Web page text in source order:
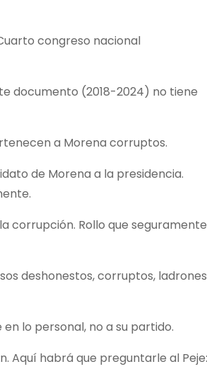
congreso nacional
documento (2018-2024) no tiene
a Morena corruptos.
de Morena a la presidencia.
corrupción. Rollo que seguramente
deshonestos, corruptos,
lo personal, no a su partido.
Aquí habrá que preguntarle al Peje: